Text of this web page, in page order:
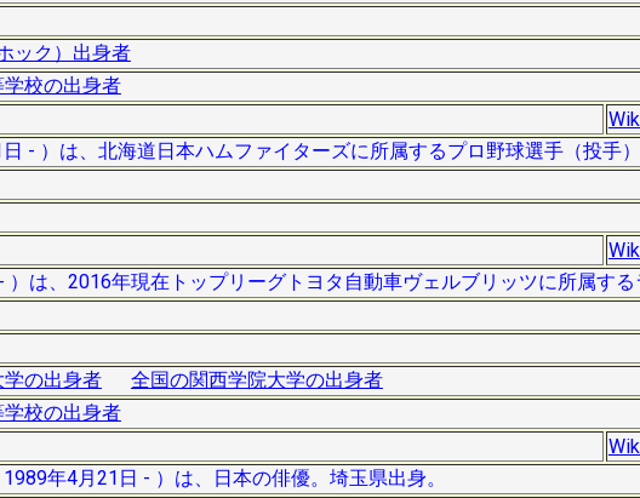
ック）出身者
校の出身者
- ）は、北海道日本ハムファイターズに所属するプロ野球選手（投手）
は、2016年現在トップリーグトヨタ自動車ヴェルブリッツに所属する
の出身者
全国の関西学院大学の出身者
校の出身者
年4月21日 - ）は、日本の俳優。埼玉県出身。